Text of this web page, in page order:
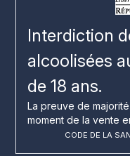
Interdiction
alcoolisées
de 18 ans.
La preuve de
moment de la vente
CODE DE LA